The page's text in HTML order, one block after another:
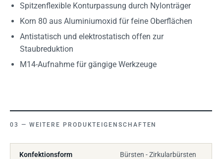
Spitzenflexible Konturpassung durch Nylonträger
Korn 80 aus Aluminiumoxid für feine Oberflächen
Antistatisch und elektrostatisch offen zur
Staubreduktion
M14-Aufnahme für gängige Werkzeuge
WEITERE PRODUKTEIGENSCHAFTEN
Konfektionsform Bürsten - Zirkularbürsten